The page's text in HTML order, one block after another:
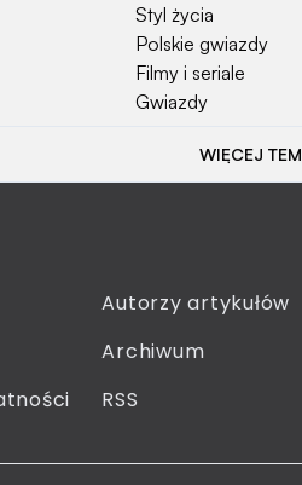
Styl życia
Polskie gwiazdy
Filmy i seriale
Gwiazdy
Popularne tematy
Emerytura
Dziecko
Moda
WIĘCEJ
Autorzy artykułów
Archiwum
RSS